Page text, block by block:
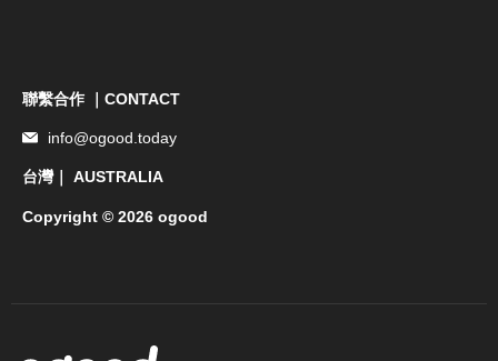
聯繫合作 ｜CONTACT
info@ogood.today
台灣｜ AUSTRALIA
Copyright © 2026 ogood